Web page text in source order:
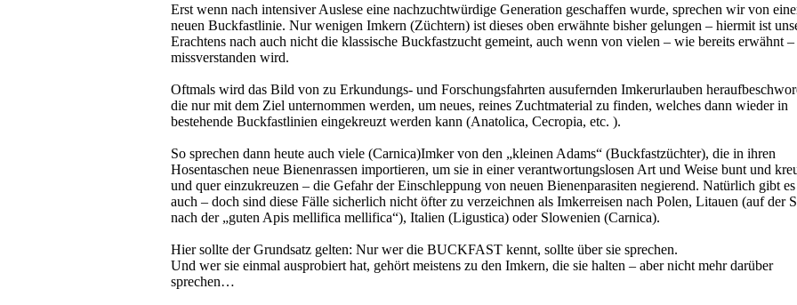
Erst wenn nach intensiver Auslese eine nachzuchtwürdige Generation geschaffen wurde, sprechen wir von
neuen Buckfastlinie. Nur wenigen Imkern (Züchtern) ist dieses oben erwähnte bisher gelungen – hiermit ist
Erachtens nach auch nicht die klassische Buckfastzucht gemeint, auch wenn von vielen – wie bereits erwähnt –
missverstanden wird.
Oftmals wird das Bild von zu Erkundungs- und Forschungsfahrten ausufernden Imkerurlauben
die nur mit dem Ziel unternommen werden, um neues, reines Zuchtmaterial zu finden, welches dann wieder in
bestehende Buckfastlinien eingekreuzt werden kann (Anatolica, Cecropia, etc. ).
So sprechen dann heute auch viele (Carnica)Imker von den „kleinen Adams“ (Buckfastzüchter), die in ihren
Hosentaschen neue Bienenrassen importieren, um sie in einer verantwortungslosen Art und Weise bunt und
und quer einzukreuzen – die Gefahr der Einschleppung von neuen Bienenparasiten negierend. Natürlich gibt es
auch – doch sind diese Fälle sicherlich nicht öfter zu verzeichnen als Imkerreisen nach Polen, Litauen (auf der
nach der „guten Apis mellifica mellifica“), Italien (Ligustica) oder Slowenien (Carnica).
Hier sollte der Grundsatz gelten: Nur wer die BUCKFAST kennt, sollte über sie sprechen.
Und wer sie einmal ausprobiert hat, gehört meistens zu den Imkern, die sie halten – aber nicht mehr darüber
sprechen…